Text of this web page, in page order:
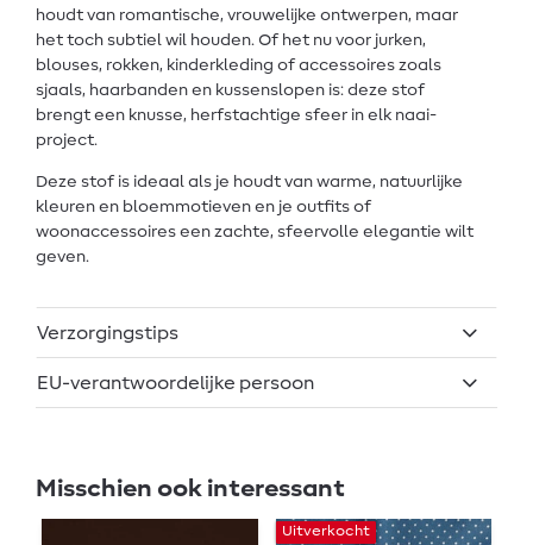
houdt van romantische, vrouwelijke ontwerpen, maar
het toch subtiel wil houden. Of het nu voor jurken,
blouses, rokken, kinderkleding of accessoires zoals
sjaals, haarbanden en kussenslopen is: deze stof
brengt een knusse, herfstachtige sfeer in elk naai-
project.
Deze stof is ideaal als je houdt van warme, natuurlijke
kleuren en bloemmotieven en je outfits of
woonaccessoires een zachte, sfeervolle elegantie wilt
geven.
Verzorgingstips
EU-verantwoordelijke persoon
Misschien ook interessant
Uitverkocht